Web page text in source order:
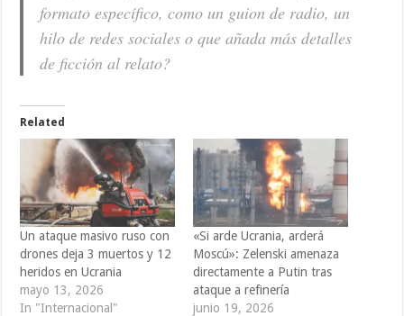
formato específico, como un guion de radio, un
hilo de redes sociales o que añada más detalles
de ficción al relato?
Related
Un ataque masivo ruso con
drones deja 3 muertos y 12
heridos en Ucrania
mayo 13, 2026
In "Internacional"
«Si arde Ucrania, arderá
Moscú»: Zelenski amenaza
directamente a Putin tras
ataque a refinería
junio 19, 2026